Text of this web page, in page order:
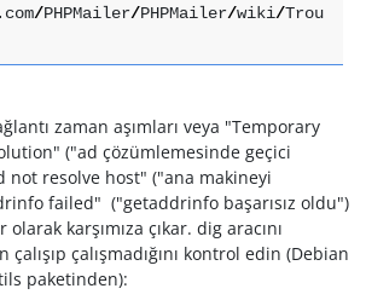
/PHPMailer/PHPMailer/wiki/Trou
zaman aşımları veya "Temporary
("ad çözümlemesinde geçici
not resolve host" ("ana makineyi
failed" ("getaddrinfo başarısız oldu")
karşımıza çıkar. dig aracını
çalışmadığını kontrol edin (Debian
paketinden):